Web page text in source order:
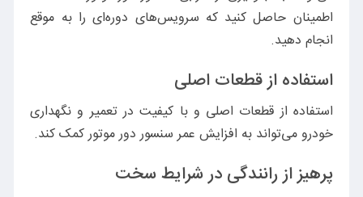
اطمینان حاصل کنید که سرویس‌های دوره‌ای را به موقع
انجام دهید.
استفاده از قطعات اصلی
استفاده از قطعات اصلی و با کیفیت در تعمیر و نگهداری
خودرو می‌تواند به افزایش عمر سنسور دور موتور کمک کند.
پرهیز از رانندگی در شرایط سخت